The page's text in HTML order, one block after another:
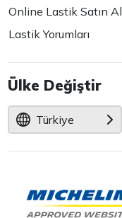
Online Lastik Satın Al
Lastik Yorumları
Ülke Değiştir
Türkiye